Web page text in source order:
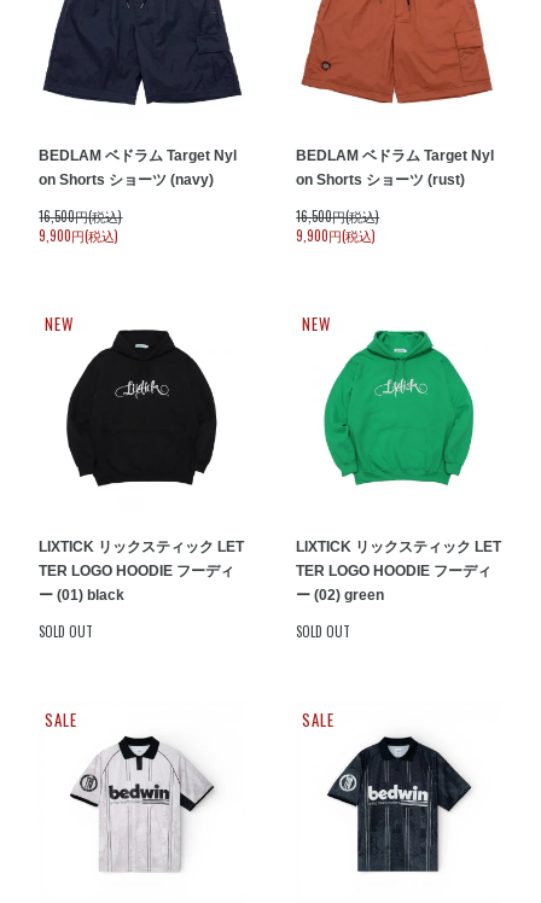
BEDLAM ベドラム Target Nyl
on Shorts ショーツ (navy)
16,500円(税込)
9,900円(税込)
BEDLAM ベドラム Target Nyl
on Shorts ショーツ (rust)
16,500円(税込)
9,900円(税込)
NEW
LIXTICK リックスティック LET
TER LOGO HOODIE フーディ
ー (01) black
SOLD OUT
NEW
LIXTICK リックスティック LET
TER LOGO HOODIE フーディ
ー (02) green
SOLD OUT
SALE SALE